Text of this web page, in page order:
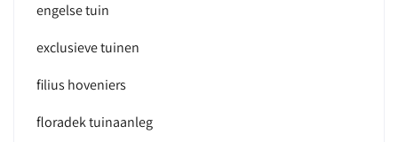
engelse tuin
exclusieve tuinen
filius hoveniers
floradek tuinaanleg